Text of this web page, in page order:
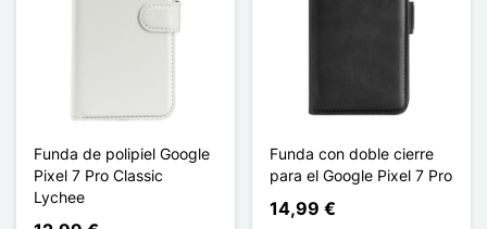
Funda de polipiel Google
Pixel 7 Pro Classic
Lychee
Funda con doble cierre
para el Google Pixel 7 Pro
14,99 €